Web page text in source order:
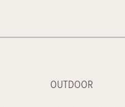
OUTDOOR